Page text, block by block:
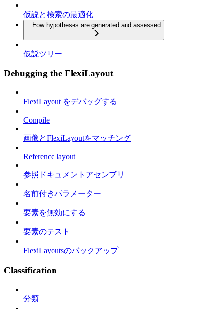
仮説と検索の最適化
How hypotheses are generated and assessed
仮説ツリー
Debugging the FlexiLayout
FlexiLayout をデバッグする
Compile
画像とFlexiLayoutをマッチング
Reference layout
参照ドキュメントアセンブリ
名前付きパラメーター
要素を無効にする
要素のテスト
FlexiLayoutsのバックアップ
Classification
分類